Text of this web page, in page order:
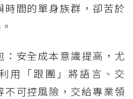
時間的單身族群，卻苦於
：安全成本意識提高，尤
用「跟團」將語言、交
不可控風險，交給專業領